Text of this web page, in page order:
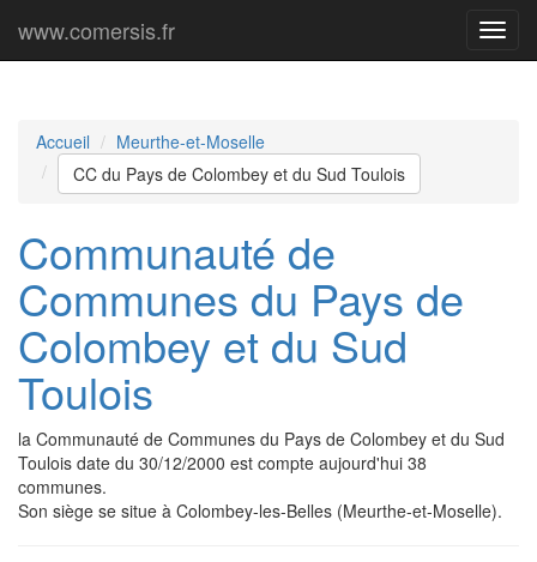
Menu
www.comersis.fr
Accueil
Meurthe-et-Moselle
CC du Pays de Colombey et du Sud Toulois
Communauté de
Communes du Pays de
Colombey et du Sud
Toulois
la Communauté de Communes du Pays de Colombey et du Sud
Toulois date du 30/12/2000 est compte aujourd'hui 38
communes.
Son siège se situe à Colombey-les-Belles (Meurthe-et-Moselle).